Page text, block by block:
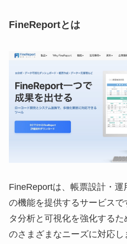
FineReportとは
FineReportは、帳票設計・運
の機能を提供するサービス
タ分析と可視化を強化する
のさまざまなニーズに対応